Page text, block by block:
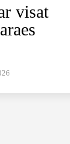
visat